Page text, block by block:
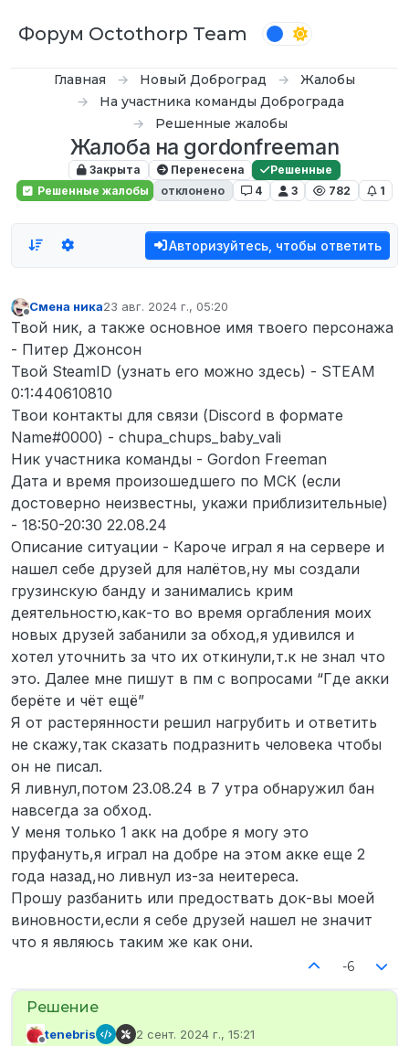
Форум Octothorp Team
Главная Новый Доброград
Жалобы
На участника команды Доброграда
Решенные жалобы
Жалоба на gordonfreeman
Закрыта Перенесена
Решенные
Решенные жалобы
отклонено 4 3 782 1
Авторизуйтесь, чтобы ответить
Не в сети
Смена ника23 авг. 2024 г., 05:20
отредактировано
Твой ник, а также основное имя твоего персонажа
- Питер Джонсон
Твой SteamID (узнать его можно здесь) - STEAM
0:1:440610810
Твои контакты для связи (Discord в формате
Name#0000) - chupa_chups_baby_vali
Ник участника команды - Gordon Freeman
Дата и время произошедшего по МСК (если
достоверно неизвестны, укажи приблизительные)
- 18:50-20:30 22.08.24
Описание ситуации - Кароче играл я на сервере и
нашел себе друзей для налётов,ну мы создали
грузинскую банду и занимались крим
деятельностю,как-то во время оргабления моих
новых друзей забанили за обход,я удивился и
хотел уточнить за что их откинули,т.к не знал что
это. Далее мне пишут в пм с вопросами “Где акки
берёте и чёт ещё”
Я от растерянности решил нагрубить и ответить
не скажу,так сказать подразнить человека чтобы
он не писал.
Я ливнул,потом 23.08.24 в 7 утра обнаружил бан
навсегда за обход.
У меня только 1 акк на добре я могу это
пруфануть,я играл на добре на этом акке еще 2
года назад,но ливнул из-за неитереса.
Прошу разбанить или предоствать док-вы моей
виновности,если я себе друзей нашел не значит
что я являюсь таким же как они.
-6
tenebris 2 сент. 2024 г., 15:21
отредактировано